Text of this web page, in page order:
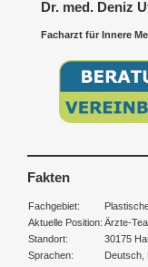
Dr. med. Deniz
Facharzt für Innere
Fakten
Fachgebiet:
Aktuelle Position: Ärzte-
Standort:
30175
Sprachen:
Deutsch,